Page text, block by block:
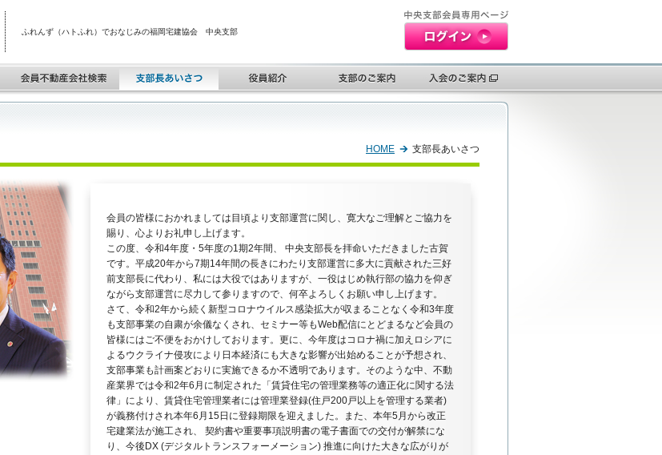
ふれんず（ハトふれ）でおなじみの福岡宅建協会 中央支部
HOME 支部長あいさつ
会員の皆様におかれましては目頃より支部運営に関し、寛大なご理解とご協力を
賜り、心よりお礼申し上げます。
この度、令和4年度・5年度の1期2年間、 中央支部長を拝命いただきました古賀
です。平成20年から7期14年間の長きにわたり支部運営に多大に貢献された三好
前支部長に代わり、私には大役ではありますが、一役はじめ執行部の協力を仰ぎ
ながら支部運営に尽力して参りますので、何卒よろしくお願い申し上げます。
さて、令和2年から続く新型コロナウイルス感染拡大が収まることなく令和3年度
も支部事業の自粛が余儀なくされ、セミナー等もWeb配信にとどまるなど会員の
皆様にはご不便をおかけしております。更に、今年度はコロナ禍に加えロシアに
よるウクライナ侵攻により日本経済にも大きな影響が出始めることが予想され、
支部事業も計画案どおりに実施できるか不透明であります。そのような中、不動
産業界では令和2年6月に制定された「賃貸住宅の管理業務等の適正化に関する法
律」により、賃貸住宅管理業者には管理業登録(住戸200戸以上を管理する業者)
が義務付けされ本年6月15日に登録期限を迎えました。また、本年5月から改正
宅建業法が施工され、 契約書や重要事項説明書の電子書面での交付が解禁にな
り、今後DX (デジタルトランスフォーメーション) 推進に向けた大きな広がりが